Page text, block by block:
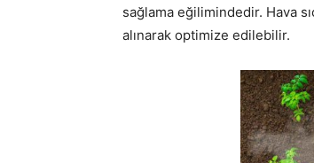
sağlama eğilimindedir. Hava
alınarak optimize edilebilir.